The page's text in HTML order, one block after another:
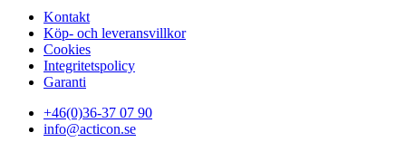
Kontakt
Köp- och leveransvillkor
Cookies
Integritetspolicy
Garanti
+46(0)36-37 07 90
info@acticon.se